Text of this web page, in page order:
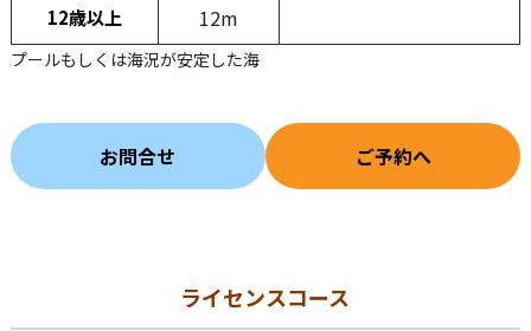
12歳以上 12m
プールもしくは海況が安定した海
お問合せ ご予約へ
ライセンスコース